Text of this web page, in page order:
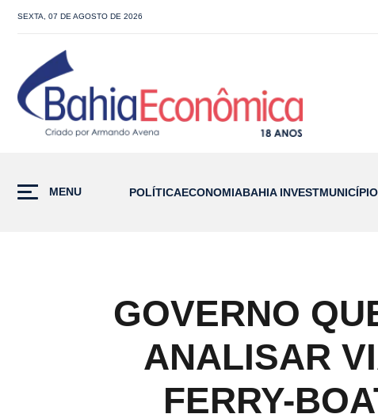
SEXTA, 07 DE AGOSTO DE 2026
MENU POLÍTICAECONOMIABAHIA INVEST
GOVERNO
ANALISAR
FERRY-